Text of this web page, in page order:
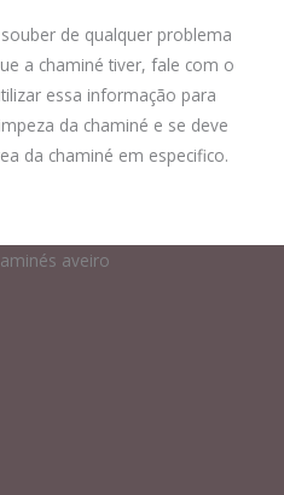
de qualquer problema
a chaminé tiver, fale com o
essa informação para
da chaminé e se deve
da chaminé em especifico.